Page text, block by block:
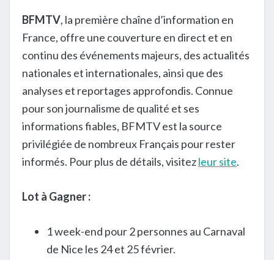
BFMTV, la première chaîne d’information en
France, offre une couverture en direct et en
continu des événements majeurs, des actualités
nationales et internationales, ainsi que des
analyses et reportages approfondis. Connue
pour son journalisme de qualité et ses
informations fiables, BFMTV est la source
privilégiée de nombreux Français pour rester
informés. Pour plus de détails, visitezleur site.
Lot à Gagner :
1 week-end pour 2 personnes au Carnaval
de Nice les 24 et 25 février.